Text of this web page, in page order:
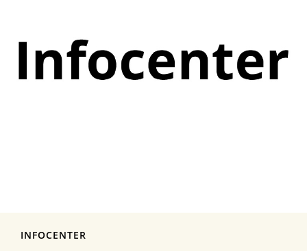
INFOCENTER